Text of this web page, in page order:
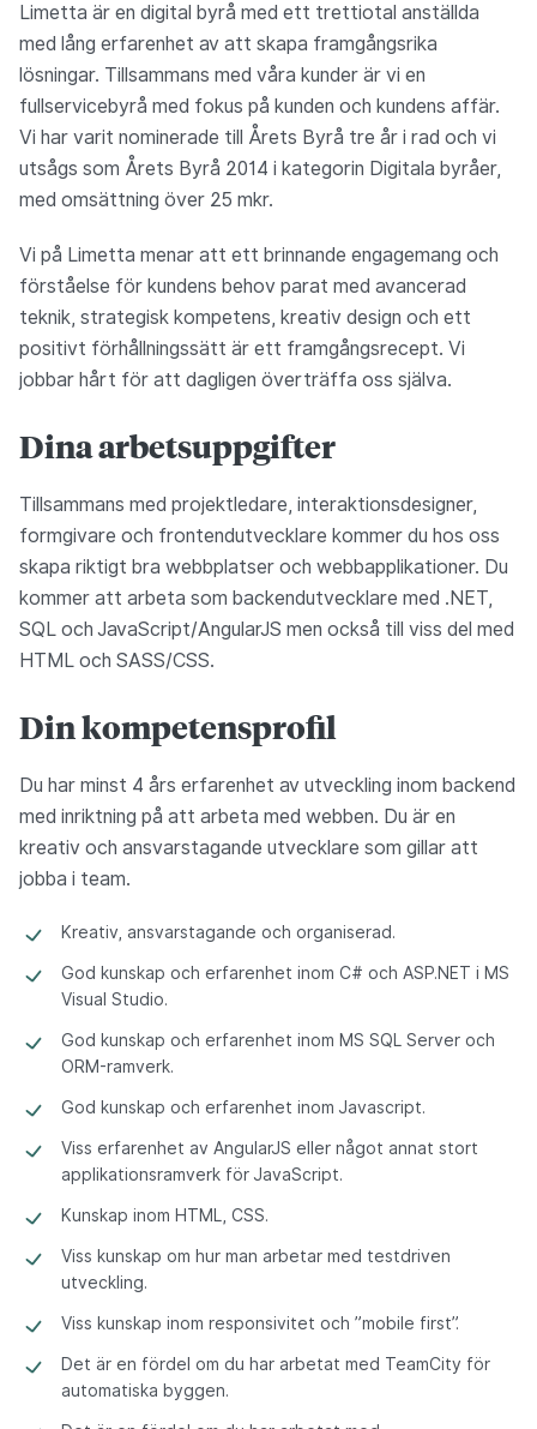
Limetta är en digital byrå med ett trettiotal anställda
med lång erfarenhet av att skapa framgångsrika
lösningar. Tillsammans med våra kunder är vi en
fullservicebyrå med fokus på kunden och kundens affär.
Vi har varit nominerade till Årets Byrå tre år i rad och vi
utsågs som Årets Byrå 2014 i kategorin Digitala byråer,
med omsättning över 25 mkr.
Vi på Limetta menar att ett brinnande engagemang och
förståelse för kundens behov parat med avancerad
teknik, strategisk kompetens, kreativ design och ett
positivt förhållningssätt är ett framgångsrecept. Vi
jobbar hårt för att dagligen överträffa oss själva.
Dina arbetsuppgifter
Tillsammans med projektledare, interaktionsdesigner,
formgivare och frontendutvecklare kommer du hos oss
skapa riktigt bra webbplatser och webbapplikationer. Du
kommer att arbeta som backendutvecklare med .NET,
SQL och JavaScript/AngularJS men också till viss del med
HTML och SASS/CSS.
Din kompetensprofil
Du har minst 4 års erfarenhet av utveckling inom backend
med inriktning på att arbeta med webben. Du är en
kreativ och ansvarstagande utvecklare som gillar att
jobba i team.
Kreativ, ansvarstagande och organiserad.
God kunskap och erfarenhet inom C# och ASP.NET i MS
Visual Studio.
God kunskap och erfarenhet inom MS SQL Server och
ORM-ramverk.
God kunskap och erfarenhet inom Javascript.
Viss erfarenhet av AngularJS eller något annat stort
applikationsramverk för JavaScript.
Kunskap inom HTML, CSS.
Viss kunskap om hur man arbetar med testdriven
utveckling.
Viss kunskap inom responsivitet och ”mobile first”.
Det är en fördel om du har arbetat med TeamCity för
automatiska byggen.